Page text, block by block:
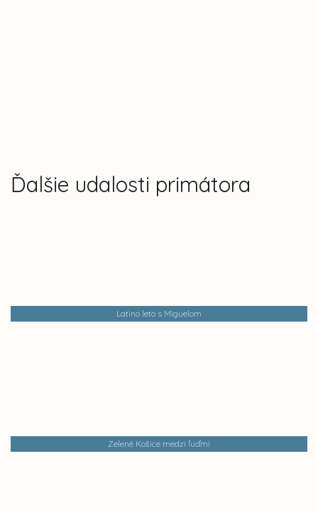
Ďalšie udalosti primátora
Latino leto s Miguelom
Zelené Košice medzi ľuďmi